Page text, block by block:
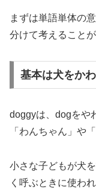
まずは単語単体の
分けて考えることが
基本は犬をか
doggyは、dogをや
「わんちゃん」や
小さな子どもが犬
く呼ぶときに使わ